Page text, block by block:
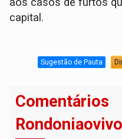
capital.
Sugestão de Pauta
Comentários